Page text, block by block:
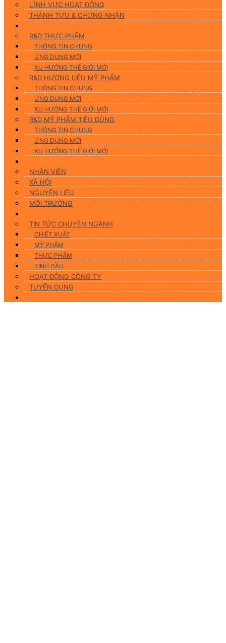
LĨNH VỰC HOẠT ĐỘNG
THÀNH TỰU & CHỨNG NHẬN
R&D THỰC PHẨM
THÔNG TIN CHUNG
ỨNG DUNG MỚI
XU HƯỚNG THẾ GIỚI MỚI
R&D HƯƠNG LIỆU MỸ PHẨM
THÔNG TIN CHUNG
ỨNG DỤNG MỚI
XU HƯỚNG THẾ GIỚI MỚI
R&D MỸ PHẨM TIÊU DÙNG
THÔNG TIN CHUNG
ỨNG DỤNG MỚI
XU HƯỚNG THẾ GIỚI MỚI
NHÂN VIÊN
XÃ HỘI
NGUYÊN LIỆU
MÔI TRƯỜNG
TIN TỨC CHUYÊN NGÀNH
CHIẾT XUẤT
MỸ PHẨM
THỰC PHẨM
TINH DẦU
HOẠT ĐỘNG CÔNG TY
TUYỂN DỤNG